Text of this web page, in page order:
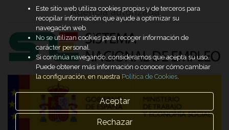
Agencia autorizada
Este sitio web utiliza cookies propias y de terceros para
recopilar información que ayude a optimizar su
navegación web.
No se utilizan cookies para recoger información de
carácter personal.
Si continúa navegando, consideramos que acepta su uso.
Puede obtener más información o conocer cómo cambiar
la configuración, en nuestraPolítica de Cookies.
Aceptar
Rechazar